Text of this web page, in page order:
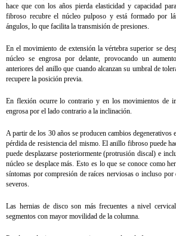
hace que con los años pierda elasticidad y capacidad
fibroso recubre el núcleo pulposo y está formado por
ángulos, lo que facilita la transmisión de presiones.
En el movimiento de extensión la vértebra superior se
núcleo se engrosa por delante, provocando un
anteriores del anillo que cuando alcanzan su umbral de
recupere la posición previa.
En flexión ocurre lo contrario y en los movimientos de
engrosa por el lado contrario a la inclinación.
A partir de los 30 años se producen cambios degenerativos
pérdida de resistencia del mismo. El anillo fibroso puede
puede desplazarse posteriormente (protrusión discal) e
núcleo se desplace más. Esto es lo que se conoce como
síntomas por compresión de raíces nerviosas o incluso por
severos.
Las hernias de disco son más frecuentes a nivel
segmentos con mayor movilidad de la columna.